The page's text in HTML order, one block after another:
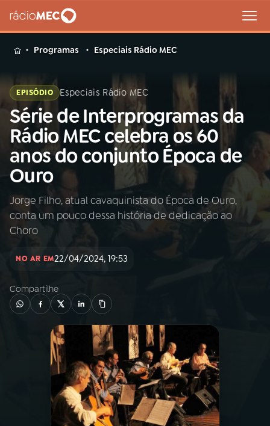
MENU
Buscar
na
Rádio
MEC
Buscar
Início
01 INÍCIO
02A RÁDIO
03PROGRAMAÇÃO
PROGRAMAS
PODCASTS
VIDEOCASTS
Programas Especiais Rádio MEC
EPISÓDIO Especiais Rádio MEC
Série de Interprogramas da
Rádio MEC celebra os 60
anos do conjunto Época de
Ouro
Jorge Filho, atual cavaquinista do Época de Ouro,
conta um pouco dessa história de dedicação ao
Choro
NO AR EM22/04/2024, 19:53
Compartilhe